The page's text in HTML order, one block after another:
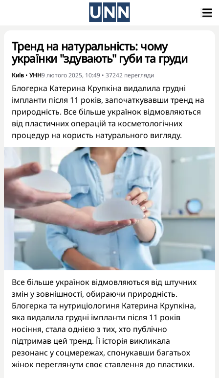
Тренд на натуральність: чому
українки "здувають" губи та груди
Київ • УНН9 лютого 2025, 10:49 • 37242 перегляди
Блогерка Катерина Крупкіна видалила грудні
імпланти після 11 років, започаткувавши тренд на
природність. Все більше українок відмовляються
від пластичних операцій та косметологічних
процедур на користь натурального вигляду.
Все більше українок відмовляються від штучних
змін у зовнішності, обираючи природність.
Блогерка та нутриціологиня Катерина Крупкіна,
яка видалила грудні імпланти після 11 років
носіння, стала однією з тих, хто публічно
підтримав цей тренд. Її історія викликала
резонанс у соцмережах, спонукавши багатьох
жінок переглянути своє ставлення до пластики.